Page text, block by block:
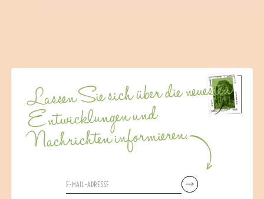
Lassen Sie sich über die neuesten
Entwicklungen und
Nachrichten informieren.